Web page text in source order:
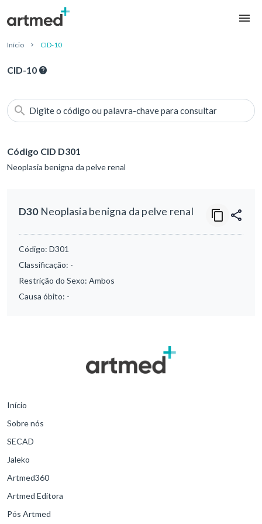
Início CID-10
CID-10
Digite o código ou palavra-chave para consultar
Código CID D301
Neoplasia benigna da pelve renal
D30Neoplasia benigna da pelve renal
Código: D301
Classificação: -
Restrição do Sexo: Ambos
Causa óbito: -
Início
Sobre nós
SECAD
Jaleko
Artmed360
Artmed Editora
Pós Artmed